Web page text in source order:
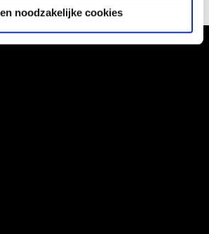
noodzakelijke cookies